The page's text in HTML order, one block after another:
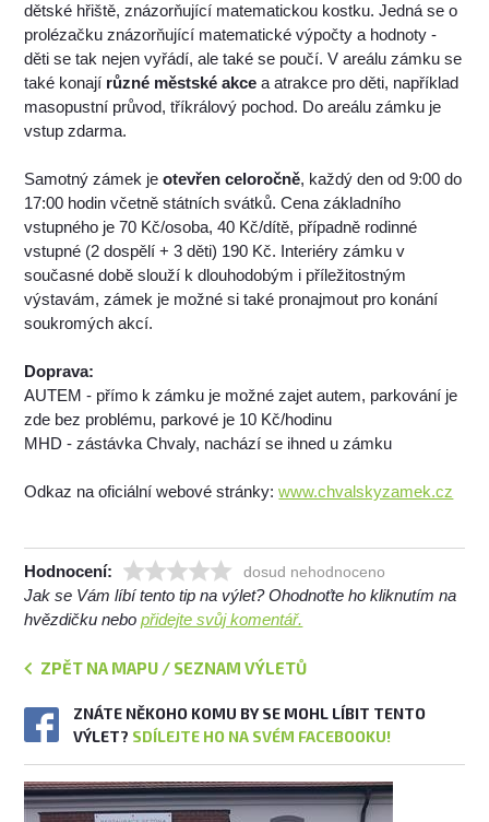
dětské hřiště, znázorňující matematickou kostku. Jedná se o
prolézačku znázorňující matematické výpočty a hodnoty -
děti se tak nejen vyřádí, ale také se poučí. V areálu zámku se
také konají různé městské akce a atrakce pro děti, například
masopustní průvod, tříkrálový pochod. Do areálu zámku je
vstup zdarma.
Samotný zámek jeotevřen celoročně, každý den od 9:00 do
17:00 hodin včetně státních svátků. Cena základního
vstupného je 70 Kč/osoba, 40 Kč/dítě, případně rodinné
vstupné (2 dospělí + 3 děti) 190 Kč. Interiéry zámku v
současné době slouží k dlouhodobým i příležitostným
výstavám, zámek je možné si také pronajmout pro konání
soukromých akcí.
Doprava:
AUTEM - přímo k zámku je možné zajet autem, parkování je
zde bez problému, parkové je 10 Kč/hodinu
MHD - zástávka Chvaly, nachází se ihned u zámku
Odkaz na oficiální webové stránky:www.chvalskyzamek.cz
Hodnocení: dosud nehodnoceno
Jak se Vám líbí tento tip na výlet? Ohodnoťte ho kliknutím na
hvězdičku nebopřidejte svůj komentář.
ZPĚT NA MAPU / SEZNAM VÝLETŮ
ZNÁTE NĚKOHO KOMU BY SE MOHL LÍBIT TENTO
VÝLET? SDÍLEJTE HO NA SVÉM FACEBOOKU!